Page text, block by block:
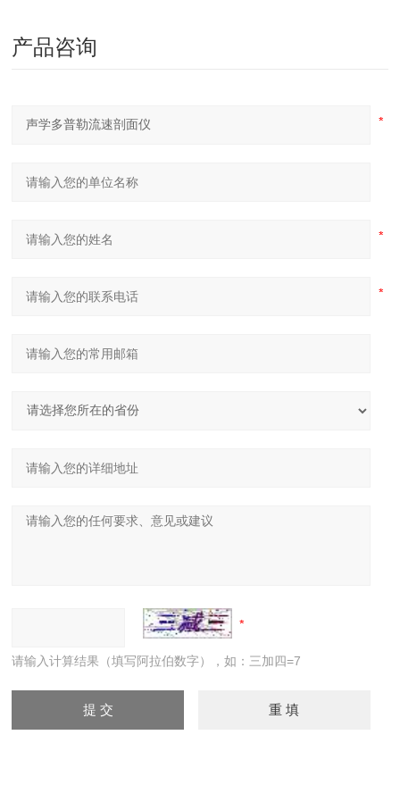
产品咨询
请输入计算结果（填写阿拉伯数字），如：三加四=7